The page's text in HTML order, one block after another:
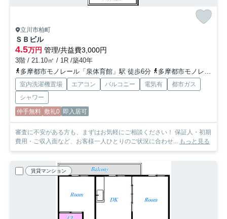
立川市柏町
ＳＢビル
4.5万円 管理/共益費3,000円
3階 / 21.10㎡ / 1R /築40年
多摩都市モノレール「泉体育館」駅 徒歩6分
多摩都市モノレール「砂川七番」駅 徒歩6分
室内洗濯機置場 エアコン バルコニー 電気有
都市ガス
シャワー
仲手無料 敷礼0 即入居可
審査に不安がある方も、まずはお気軽にご相談ください！ 保証人・初期
費用・ご収入面など、お客様一人ひとりのご状況に合わせ... もっと見る
賃貸マンション